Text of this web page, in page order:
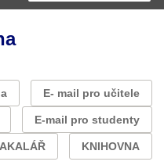
E- mail pro učitele
E-mail pro studenty
KNIHOVNA